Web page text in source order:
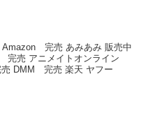
Amazon 完売 あみあみ 販売中
売 アニメイトオンライン
DMM 完売 楽天 ヤフー